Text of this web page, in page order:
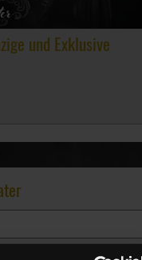
und Exklusive